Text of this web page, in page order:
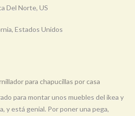
Del Norte, US
Estados Unidos
para chapucillas por casa
para montar unos muebles del ikea y
y está genial. Por poner una pega,